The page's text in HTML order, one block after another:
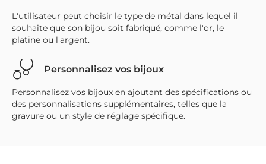
L'utilisateur peut choisir le type de métal dans lequel il
souhaite que son bijou soit fabriqué, comme l'or, le
platine ou l'argent.
Personnalisez vos bijoux
Personnalisez vos bijoux en ajoutant des spécifications ou
des personnalisations supplémentaires, telles que la
gravure ou un style de réglage spécifique.